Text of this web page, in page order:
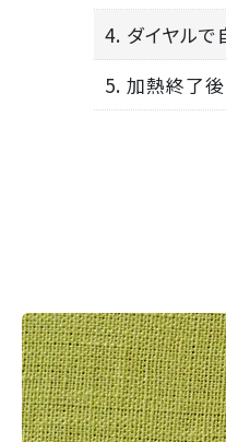
4. ダイヤルで
5. 加熱終了後